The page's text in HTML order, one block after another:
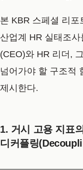
본 KBR 스페셜 리
산업계 HR 실태조
(CEO)와 HR 리더,
넘어가야 할 구조적
제시한다.
1. 거시 고용 지표
디커플링